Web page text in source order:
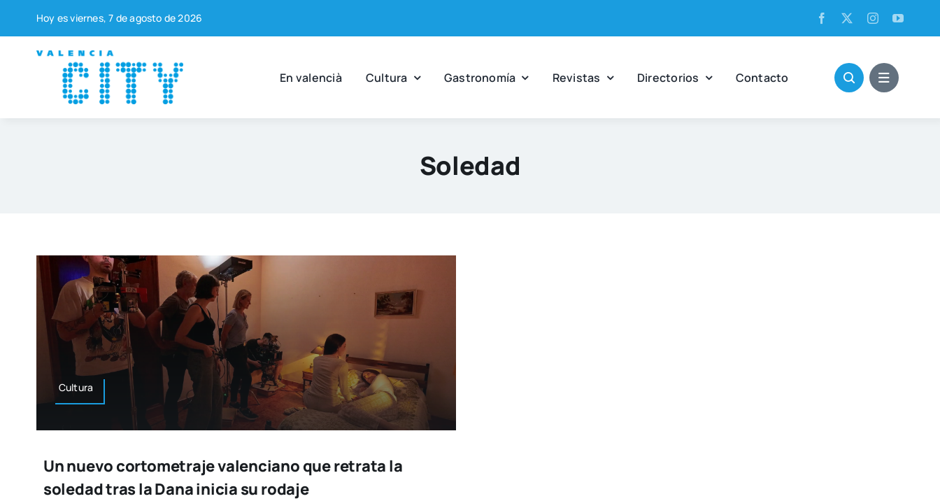
contenido
Hoy es vier­nes, 7 de agos­to de 2026
En valen­cià Cul­tu­ra Gas­tro­no­mía Revis­tas Direc­to­rios Con­tac­to
Soledad
Cul­tu­ra
Un nuevo cortometraje valenciano que retrata la
soledad tras la Dana inicia su rodaje